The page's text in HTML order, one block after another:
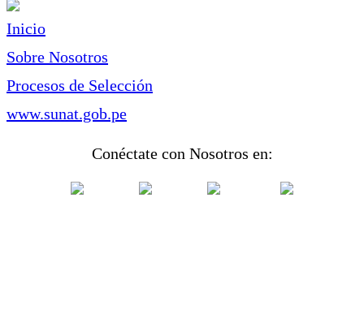
Inicio
Sobre Nosotros
Procesos de Selección
www.sunat.gob.pe
Conéctate con Nosotros en: